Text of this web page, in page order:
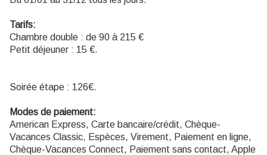
Tarifs:
Chambre double : de 90 à 215 €
Petit déjeuner : 15 €.
Soirée étape : 126€.
Modes de paiement:
American Express, Carte bancaire/crédit, Chèque-
Vacances Classic, Espèces, Virement, Paiement en ligne,
Chèque-Vacances Connect, Paiement sans contact, Apple